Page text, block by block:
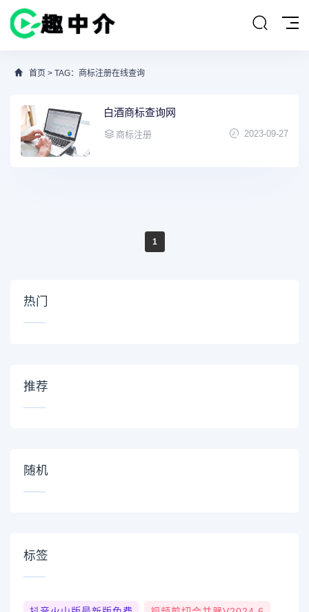
首页 > TAG：商标注册在线查询
白酒商标查询网
商标注册 2023-09-27
1
热门
推荐
随机
标签